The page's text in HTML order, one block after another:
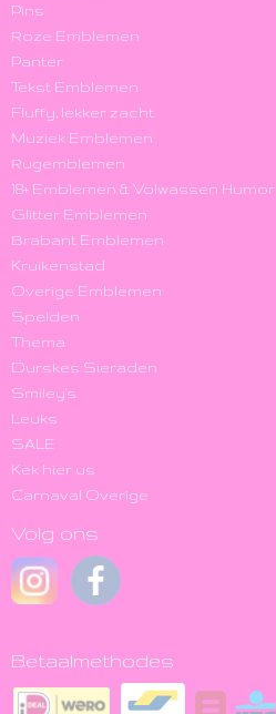
Pins
Roze Emblemen
Panter
Tekst Emblemen
Fluffy, lekker zacht
Muziek Emblemen
Rugemblemen
18+ Emblemen & Volwassen Humor
Glitter Emblemen
Brabant Emblemen
Kruikenstad
Overige Emblemen
Spelden
Thema
Durskes Sieraden
Smiley's
Leuks
SALE
Kek hier us
Carnaval Overige
Volg ons
Betaalmethodes